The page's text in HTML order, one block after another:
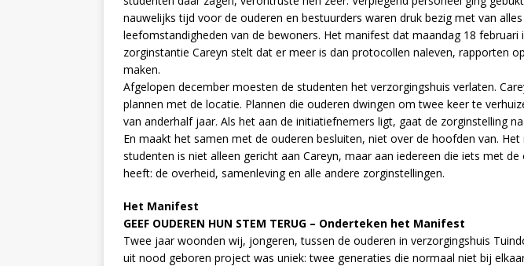
nauwelijks tijd voor de ouderen en bestuurders waren druk bezig met van
leefomstandigheden van de bewoners. Het manifest dat maandag 18 februari
zorginstantie Careyn stelt dat er meer is dan protocollen naleven, rapporten
maken.
Afgelopen december moesten de studenten het verzorgingshuis verlaten.
plannen met de locatie. Plannen die ouderen dwingen om twee keer te
van anderhalf jaar. Als het aan de initiatiefnemers ligt, gaat de zorginstelling
En maakt het samen met de ouderen besluiten, niet over de hoofden van.
studenten is niet alleen gericht aan Careyn, maar aan iedereen die iets met
heeft: de overheid, samenleving en alle andere zorginstellingen.
Het Manifest
GEEF OUDEREN HUN STEM TERUG – Onderteken het Manifest
Twee jaar woonden wij, jongeren, tussen de ouderen in verzorgingshuis
uit nood geboren project was uniek: twee generaties die normaal niet bij